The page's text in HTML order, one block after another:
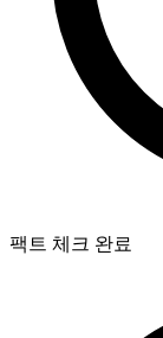
팩트 체크 완료